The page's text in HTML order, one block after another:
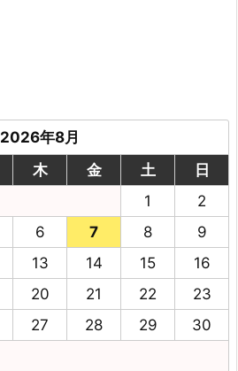
2026年8月
木 金 土
日
1
2
6 7 8
9
13 14 15
16
20 21 22
23
27 28 29
30